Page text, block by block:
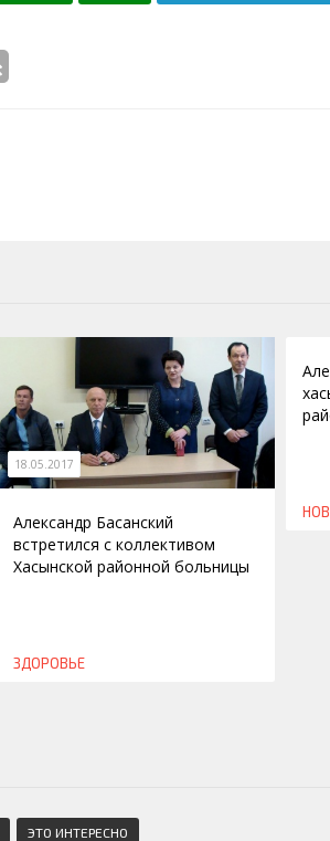
18.05.2017
Александр Басанский
встретился с коллективом
Хасынской районной больницы
ЗДОРОВЬЕ
ЭТО ИНТЕРЕСНО